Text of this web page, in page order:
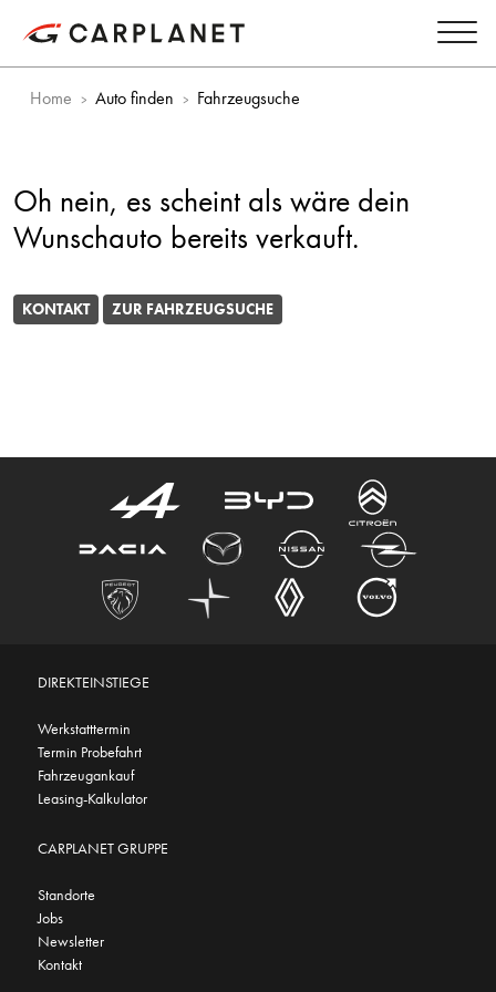
Home Auto finden Fahrzeugsuche
Oh nein, es scheint als wäre dein
Wunschauto bereits verkauft.
KONTAKT ZUR FAHRZEUGSUCHE
DIREKTEINSTIEGE
Werkstatttermin
Termin Probefahrt
Fahrzeugankauf
Leasing-Kalkulator
CARPLANET GRUPPE
Standorte
Jobs
Newsletter
Kontakt